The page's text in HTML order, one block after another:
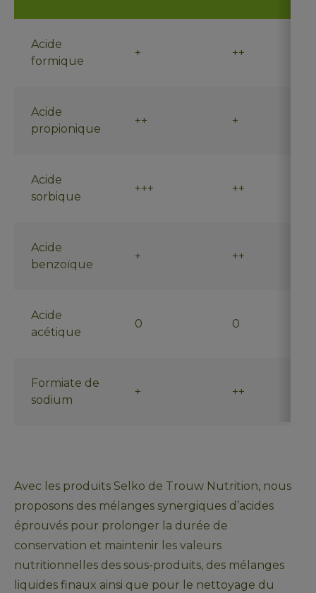
Acide
formique
+ ++
Acide
propionique
++ +
Acide
sorbique
+++ ++
Acide
benzoïque
+ ++
Acide
acétique
0 0
Formiate de
sodium
+ ++
Avec les produits Selko de Trouw Nutrition, nous
proposons des mélanges synergiques d’acides
éprouvés pour prolonger la durée de
conservation et maintenir les valeurs
nutritionnelles des sous-produits, des mélanges
liquides finaux ainsi que pour le nettoyage du